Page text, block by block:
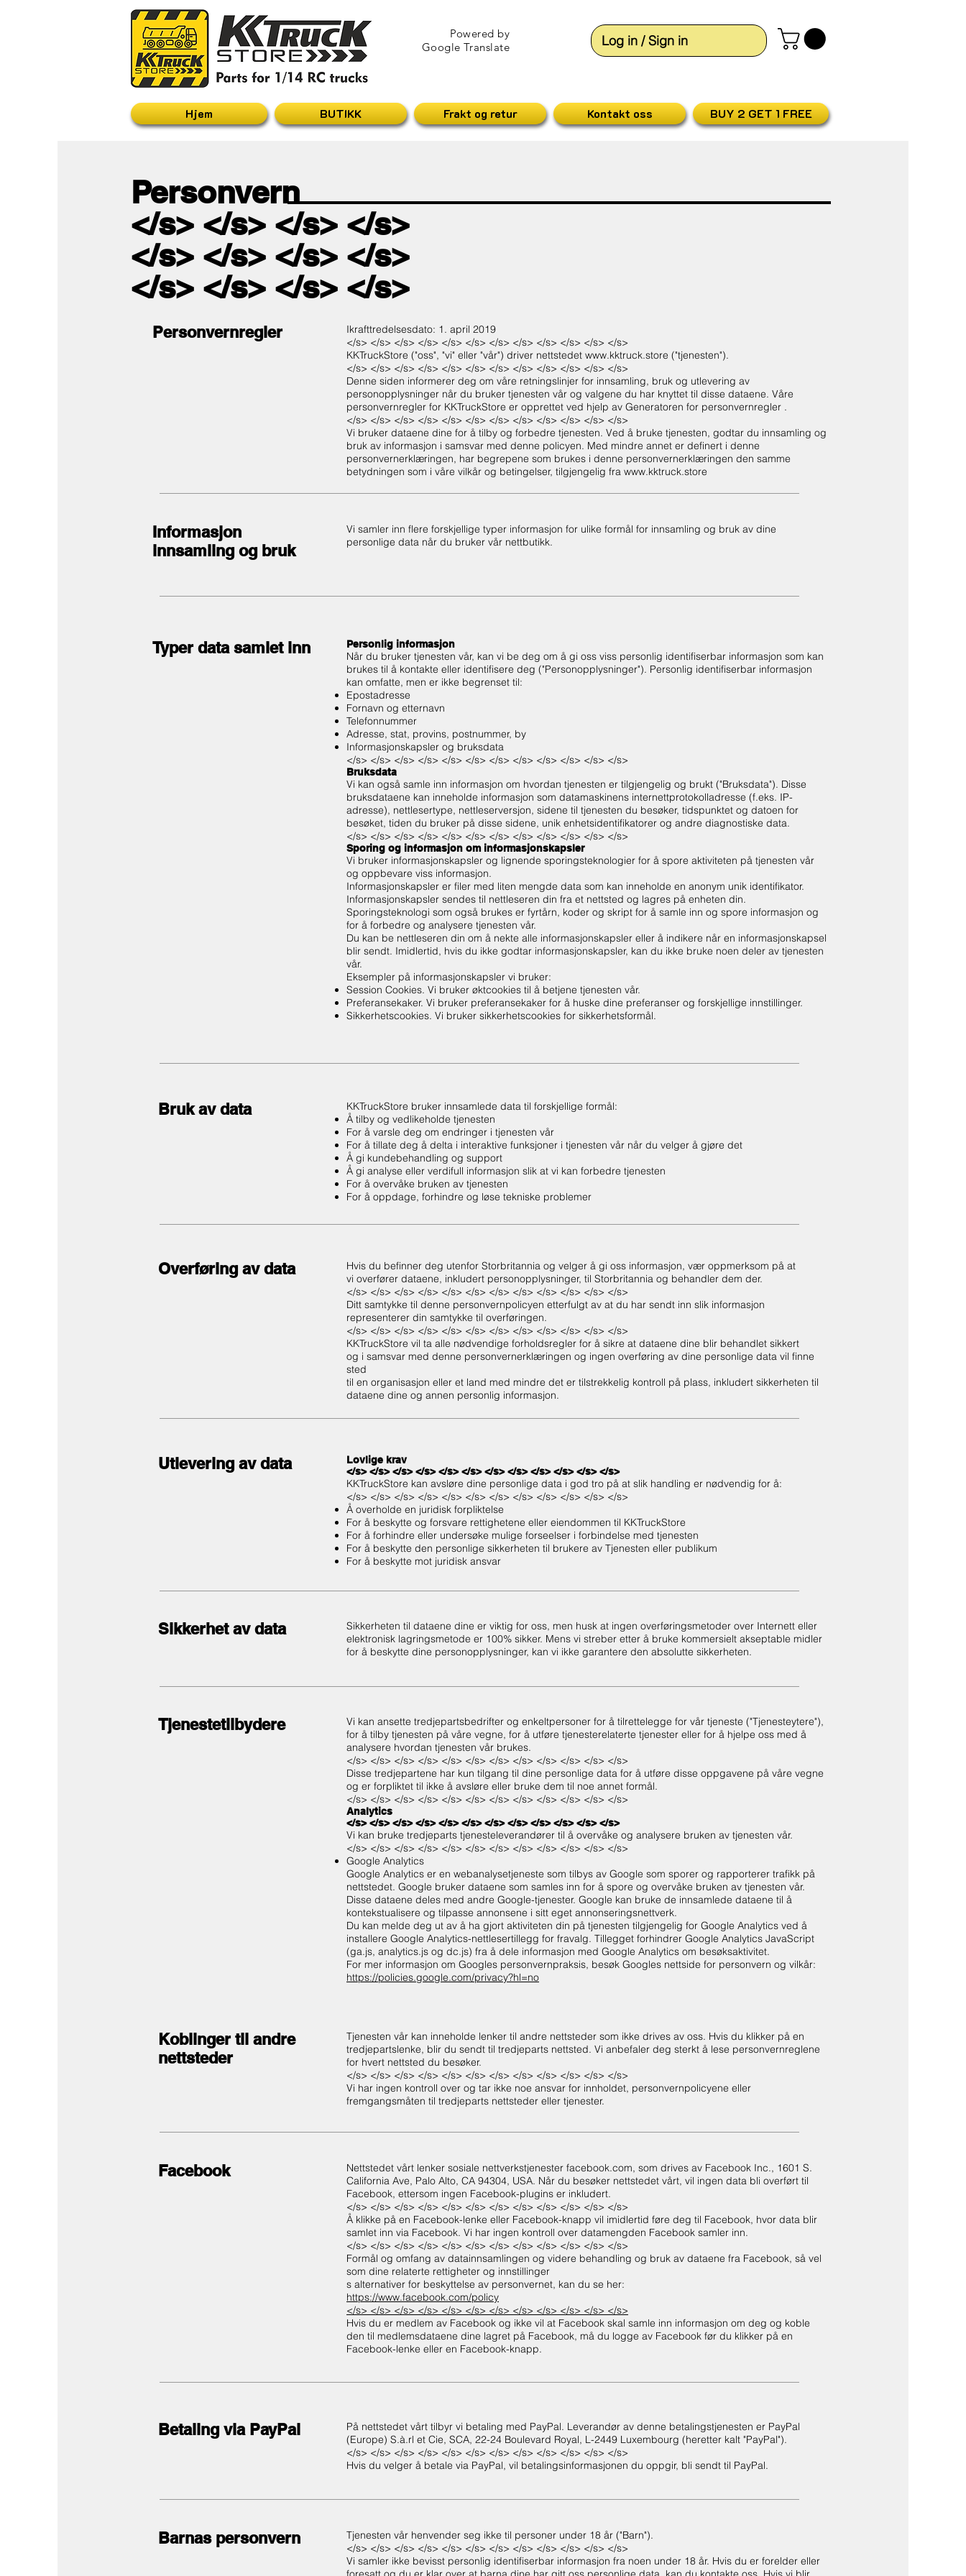
Powered by
Google Translate
Log in / Sign in
Hjem BUTIKK Frakt og retur Kontakt oss BUY 2 GET 1 FREE
Personvern
</s> </s> </s> </s>
</s> </s> </s> </s>
</s> </s> </s> </s>
Personvernregler
Ikrafttredelsesdato: 1. april 2019
</s> </s> </s> </s> </s> </s> </s> </s> </s> </s> </s> </s>
KKTruckStore ("oss", "vi" eller "vår") driver nettstedet www.kktruck.store ("tjenesten").
</s> </s> </s> </s> </s> </s> </s> </s> </s> </s> </s> </s>
Denne siden informerer deg om våre retningslinjer for innsamling, bruk og utlevering av
personopplysninger når du bruker tjenesten vår og valgene du har knyttet til disse dataene. Våre
personvernregler for KKTruckStore er opprettet ved hjelp av Generatoren for personvernregler .
</s> </s> </s> </s> </s> </s> </s> </s> </s> </s> </s> </s>
Vi bruker dataene dine for å tilby og forbedre tjenesten. Ved å bruke tjenesten, godtar du innsamling og
bruk av informasjon i samsvar med denne policyen. Med mindre annet er definert i denne
personvernerklæringen, har begrepene som brukes i denne personvernerklæringen den samme
betydningen som i våre vilkår og betingelser, tilgjengelig fra www.kktruck.store
Informasjon
innsamling og bruk
Vi samler inn flere forskjellige typer informasjon for ulike formål for innsamling og bruk av dine
personlige data når du bruker vår nettbutikk.
Typer data samlet inn Personlig informasjon
Når du bruker tjenesten vår, kan vi be deg om å gi oss viss personlig identifiserbar informasjon som kan
brukes til å kontakte eller identifisere deg ("Personopplysninger"). Personlig identifiserbar informasjon
kan omfatte, men er ikke begrenset til:
Epostadresse
Fornavn og etternavn
Telefonnummer
Adresse, stat, provins, postnummer, by
Informasjonskapsler og bruksdata
</s> </s> </s> </s> </s> </s> </s> </s> </s> </s> </s> </s>
Bruksdata
Vi kan også samle inn informasjon om hvordan tjenesten er tilgjengelig og brukt ("Bruksdata"). Disse
bruksdataene kan inneholde informasjon som datamaskinens internettprotokolladresse (f.eks. IP-
adresse), nettlesertype, nettleserversjon, sidene til tjenesten du besøker, tidspunktet og datoen for
besøket, tiden du bruker på disse sidene, unik enhetsidentifikatorer og andre diagnostiske data.
</s> </s> </s> </s> </s> </s> </s> </s> </s> </s> </s> </s>
Sporing og informasjon om informasjonskapsler
Vi bruker informasjonskapsler og lignende sporingsteknologier for å spore aktiviteten på tjenesten vår
og oppbevare viss informasjon.
Informasjonskapsler er filer med liten mengde data som kan inneholde en anonym unik identifikator.
Informasjonskapsler sendes til nettleseren din fra et nettsted og lagres på enheten din.
Sporingsteknologi som også brukes er fyrtårn, koder og skript for å samle inn og spore informasjon og
for å forbedre og analysere tjenesten vår.
Du kan be nettleseren din om å nekte alle informasjonskapsler eller å indikere når en informasjonskapsel
blir sendt. Imidlertid, hvis du ikke godtar informasjonskapsler, kan du ikke bruke noen deler av tjenesten
vår.
Eksempler på informasjonskapsler vi bruker:
Session Cookies. Vi bruker øktcookies til å betjene tjenesten vår.
Preferansekaker. Vi bruker preferansekaker for å huske dine preferanser og forskjellige innstillinger.
Sikkerhetscookies. Vi bruker sikkerhetscookies for sikkerhetsformål.
Bruk av data
KKTruckStore bruker innsamlede data til forskjellige formål:
Å tilby og vedlikeholde tjenesten
For å varsle deg om endringer i tjenesten vår
For å tillate deg å delta i interaktive funksjoner i tjenesten vår når du velger å gjøre det
Å gi kundebehandling og support
Å gi analyse eller verdifull informasjon slik at vi kan forbedre tjenesten
For å overvåke bruken av tjenesten
For å oppdage, forhindre og løse tekniske problemer
Overføring av data
Hvis du befinner deg utenfor Storbritannia og velger å gi oss informasjon, vær oppmerksom på at
vi overfører dataene, inkludert personopplysninger, til Storbritannia og behandler dem der.
</s> </s> </s> </s> </s> </s> </s> </s> </s> </s> </s> </s>
Ditt samtykke til denne personvernpolicyen etterfulgt av at du har sendt inn slik informasjon
representerer din samtykke til overføringen.
</s> </s> </s> </s> </s> </s> </s> </s> </s> </s> </s> </s>
KKTruckStore vil ta alle nødvendige forholdsregler for å sikre at dataene dine blir behandlet sikkert
og i samsvar med denne personvernerklæringen og ingen overføring av dine personlige data vil finne
sted
til en organisasjon eller et land med mindre det er tilstrekkelig kontroll på plass, inkludert sikkerheten til
dataene dine og annen personlig informasjon.
Utlevering av data
Lovlige krav
</s> </s> </s> </s> </s> </s> </s> </s> </s> </s> </s> </s>
KKTruckStore kan avsløre dine personlige data i god tro på at slik handling er nødvendig for å:
</s> </s> </s> </s> </s> </s> </s> </s> </s> </s> </s> </s>
Å overholde en juridisk forpliktelse
For å beskytte og forsvare rettighetene eller eiendommen til KKTruckStore
For å forhindre eller undersøke mulige forseelser i forbindelse med tjenesten
For å beskytte den personlige sikkerheten til brukere av Tjenesten eller publikum
For å beskytte mot juridisk ansvar
Sikkerhet av data
Sikkerheten til dataene dine er viktig for oss, men husk at ingen overføringsmetoder over Internett eller
elektronisk lagringsmetode er 100% sikker. Mens vi streber etter å bruke kommersielt akseptable midler
for å beskytte dine personopplysninger, kan vi ikke garantere den absolutte sikkerheten.
Tjenestetilbydere
Vi kan ansette tredjepartsbedrifter og enkeltpersoner for å tilrettelegge for vår tjeneste ("Tjenesteytere"),
for å tilby tjenesten på våre vegne, for å utføre tjenesterelaterte tjenester eller for å hjelpe oss med å
analysere hvordan tjenesten vår brukes.
</s> </s> </s> </s> </s> </s> </s> </s> </s> </s> </s> </s>
Disse tredjepartene har kun tilgang til dine personlige data for å utføre disse oppgavene på våre vegne
og er forpliktet til ikke å avsløre eller bruke dem til noe annet formål.
</s> </s> </s> </s> </s> </s> </s> </s> </s> </s> </s> </s>
Analytics
</s> </s> </s> </s> </s> </s> </s> </s> </s> </s> </s> </s>
Vi kan bruke tredjeparts tjenesteleverandører til å overvåke og analysere bruken av tjenesten vår.
</s> </s> </s> </s> </s> </s> </s> </s> </s> </s> </s> </s>
Google Analytics
Google Analytics er en webanalysetjeneste som tilbys av Google som sporer og rapporterer trafikk på
nettstedet. Google bruker dataene som samles inn for å spore og overvåke bruken av tjenesten vår.
Disse dataene deles med andre Google-tjenester. Google kan bruke de innsamlede dataene til å
kontekstualisere og tilpasse annonsene i sitt eget annonseringsnettverk.
Du kan melde deg ut av å ha gjort aktiviteten din på tjenesten tilgjengelig for Google Analytics ved å
installere Google Analytics-nettlesertillegg for fravalg. Tillegget forhindrer Google Analytics JavaScript
(ga.js, analytics.js og dc.js) fra å dele informasjon med Google Analytics om besøksaktivitet.
For mer informasjon om Googles personvernpraksis, besøk Googles nettside for personvern og vilkår:
https://policies.google.com/privacy?hl=no
Koblinger til andre
nettsteder
Tjenesten vår kan inneholde lenker til andre nettsteder som ikke drives av oss. Hvis du klikker på en
tredjepartslenke, blir du sendt til tredjeparts nettsted. Vi anbefaler deg sterkt å lese personvernreglene
for hvert nettsted du besøker.
</s> </s> </s> </s> </s> </s> </s> </s> </s> </s> </s> </s>
Vi har ingen kontroll over og tar ikke noe ansvar for innholdet, personvernpolicyene eller
fremgangsmåten til tredjeparts nettsteder eller tjenester.
Facebook
Nettstedet vårt lenker sosiale nettverkstjenester facebook.com, som drives av Facebook Inc., 1601 S.
California Ave, Palo Alto, CA 94304, USA. Når du besøker nettstedet vårt, vil ingen data bli overført til
Facebook, ettersom ingen Facebook-plugins er inkludert.
</s> </s> </s> </s> </s> </s> </s> </s> </s> </s> </s> </s>
Å klikke på en Facebook-lenke eller Facebook-knapp vil imidlertid føre deg til Facebook, hvor data blir
samlet inn via Facebook. Vi har ingen kontroll over datamengden Facebook samler inn.
</s> </s> </s> </s> </s> </s> </s> </s> </s> </s> </s> </s>
Formål og omfang av datainnsamlingen og videre behandling og bruk av dataene fra Facebook, så vel
som dine relaterte rettigheter og innstillinger
s alternativer for beskyttelse av personvernet, kan du se her:
https://www.facebook.com/policy
</s> </s> </s> </s> </s> </s> </s> </s> </s> </s> </s> </s>
Hvis du er medlem av Facebook og ikke vil at Facebook skal samle inn informasjon om deg og koble
den til medlemsdataene dine lagret på Facebook, må du logge av Facebook før du klikker på en
Facebook-lenke eller en Facebook-knapp.
Betaling via PayPal
På nettstedet vårt tilbyr vi betaling med PayPal. Leverandør av denne betalingstjenesten er PayPal
(Europe) S.à.rl et Cie, SCA, 22-24 Boulevard Royal, L-2449 Luxembourg (heretter kalt "PayPal").
</s> </s> </s> </s> </s> </s> </s> </s> </s> </s> </s> </s>
Hvis du velger å betale via PayPal, vil betalingsinformasjonen du oppgir, bli sendt til PayPal.
Barnas personvern
Tjenesten vår henvender seg ikke til personer under 18 år ("Barn").
</s> </s> </s> </s> </s> </s> </s> </s> </s> </s> </s> </s>
Vi samler ikke bevisst personlig identifiserbar informasjon fra noen under 18 år. Hvis du er forelder eller